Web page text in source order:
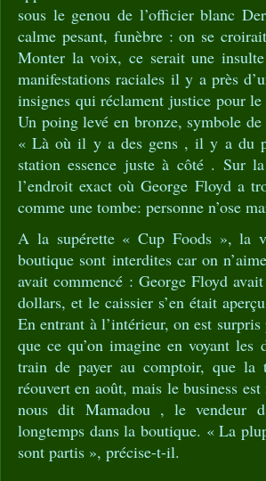
sous le genou de l’officier blanc
calme pesant, funèbre : on se
Monter la voix, ce serait une
manifestations raciales il y a près
insignes qui réclament justice pour
Un poing levé en bronze, symbole
« Là où il y a des gens , il y a du
station essence juste à côté . Sur
l’endroit exact où George Floyd a
comme une tombe: personne n’ose
A la supérette « Cup Foods », la
boutique sont interdites car on
avait commencé : George Floyd
dollars, et le caissier s’en était
En entrant à l’intérieur, on est
que ce qu’on imagine en voyant
train de payer au comptoir, que
réouvert en août, mais le business
nous dit Mamadou , le vendeur
longtemps dans la boutique. « La
sont partis », précise-t-il.